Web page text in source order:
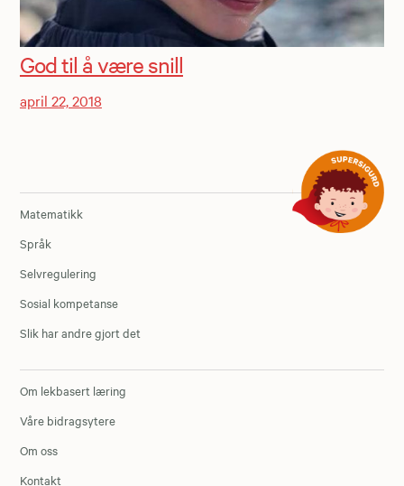
God til å være snill
april 22, 2018
Matematikk
Språk
Selvregulering
Sosial kompetanse
Slik har andre gjort det
Om lekbasert læring
Våre bidragsytere
Om oss
Kontakt